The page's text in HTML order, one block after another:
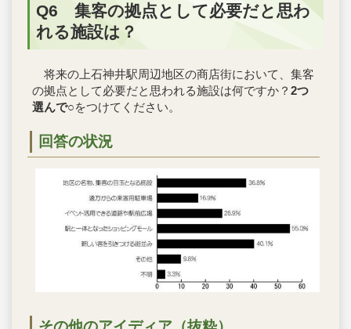
Q6 集客の拠点として必要だと思わ
れる施設は？
将来の上石神井駅周辺地区の商店街において、集客
の拠点として必要だと思われる施設は何ですか？ 2つ
選んで○をつけてください。
回答の状況